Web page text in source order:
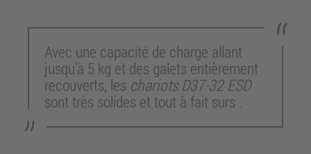
Avec une capacité de charge allant
jusqu’à 5 kg et des galets entièrement
recouverts, les chariots D37-32 ESD
sont très solides et tout à fait surs .